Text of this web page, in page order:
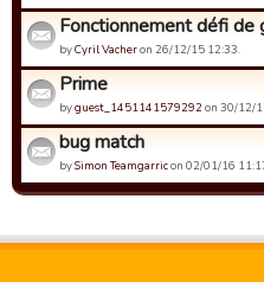
Fonctionnement défi de
byCyril Vacheron 26/12/15 12:33.
Prime
byguest_1451141579292on 30/12/
bug match
bySimon Teamgarricon 02/01/16